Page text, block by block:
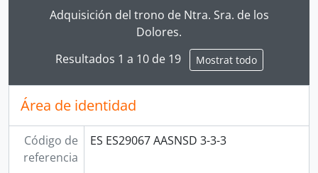
Clicking this description title link will open the
Adquisición del trono de Ntra. Sra. de los
Dolores.
Resultados 1 a 10 de 19
Mostrat todo
Área de identidad
Código de
referencia
ES ES29067 AASNSD 3-3-3